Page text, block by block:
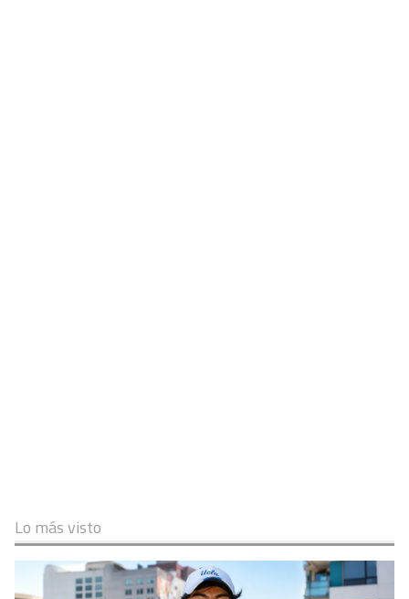
Lo más visto